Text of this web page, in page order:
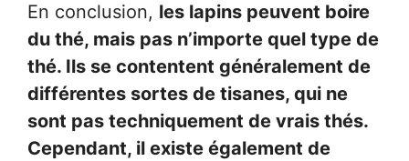
En conclusion, les lapins peuvent boire
du thé, mais pas n’importe quel type de
thé. Ils se contentent généralement de
différentes sortes de tisanes, qui ne
sont pas techniquement de vrais thés.
Cependant, il existe également de